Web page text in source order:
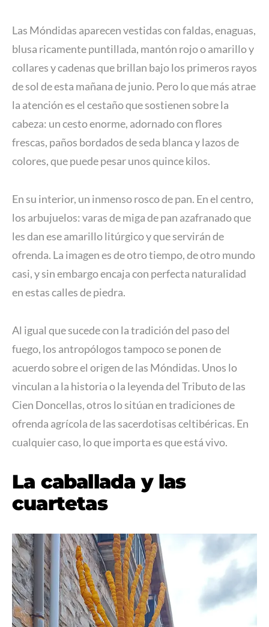
Las Móndidas aparecen vestidas con faldas, enaguas,
blusa ricamente puntillada, mantón rojo o amarillo y
collares y cadenas que brillan bajo los primeros rayos
de sol de esta mañana de junio. Pero lo que más atrae
la atención es el cestaño que sostienen sobre la
cabeza: un cesto enorme, adornado con flores
frescas, paños bordados de seda blanca y lazos de
colores, que puede pesar unos quince kilos.
En su interior, un inmenso rosco de pan. En el centro,
los arbujuelos: varas de miga de pan azafranado que
les dan ese amarillo litúrgico y que servirán de
ofrenda. La imagen es de otro tiempo, de otro mundo
casi, y sin embargo encaja con perfecta naturalidad
en estas calles de piedra.
Al igual que sucede con la tradición del paso del
fuego, los antropólogos tampoco se ponen de
acuerdo sobre el origen de las Móndidas. Unos lo
vinculan a la historia o la leyenda del Tributo de las
Cien Doncellas, otros lo sitúan en tradiciones de
ofrenda agrícola de las sacerdotisas celtibéricas. En
cualquier caso, lo que importa es que está vivo.
La caballada y las
cuartetas